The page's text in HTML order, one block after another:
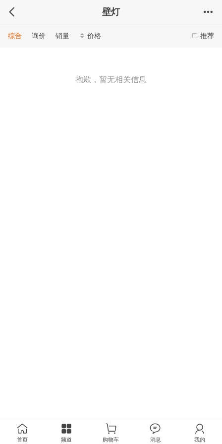
壁灯
推荐
综合 询价 销量 价格
抱歉，暂无相关信息
首页 频道 购物车 消息 我的